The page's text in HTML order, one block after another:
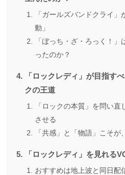
「ガールズバンドクライ
動」
「ぼっち・ざ・ろっく！
ったのか？
「ロックレディ」が目指す
クの王道
「ロックの本質」を問い
させる
「共感」と「物語」こそ
「ロックレディ」を見れる
おすすめは地上波と同日配